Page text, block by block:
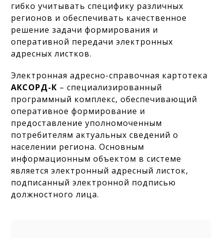
гибко учитывать специфику различных
регионов и обеспечивать качественное
решение задачи формирования и
оперативной передачи электронных
адресных листков.
Электронная адресно-справочная картотека
АКСОРД-К – специализированный
программный комплекс, обеспечивающий
оперативное формирование и
предоставление уполномоченным
потребителям актуальных сведений о
населении региона. Основным
информационным объектом в системе
является электронный адресный листок,
подписанный электронной подписью
должностного лица.